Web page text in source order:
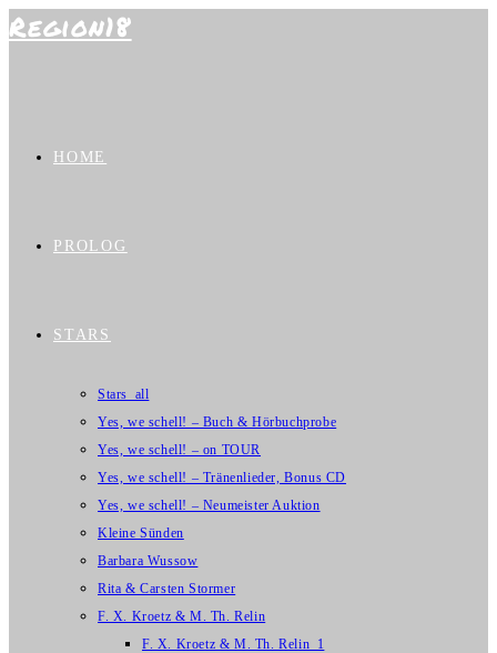
Zum
Region18
HOME
PROLOG
STARS
Stars_all
Yes, we schell! – Buch & Hörbuchprobe
Yes, we schell! – on TOUR
Yes, we schell! – Tränenlieder, Bonus CD
Yes, we schell! – Neumeister Auktion
Kleine Sünden
Barbara Wussow
Rita & Carsten Stormer
F. X. Kroetz & M. Th. Relin
F. X. Kroetz & M. Th. Relin_1